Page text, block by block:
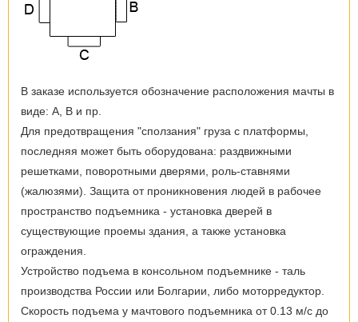
В заказе используется обозначение расположения мачты в
виде: А, В и пр.
Для предотвращения "сползания" груза с платформы,
последняя может быть оборудована: раздвижными
решетками, поворотными дверями, роль-ставнями
(жалюзями). Защита от проникновения людей в рабочее
пространство подъемника - установка дверей в
существующие проемы здания, а также установка
ограждения.
Устройство подъема в консольном подъемнике - таль
производства России или Болгарии, либо моторредуктор.
Скорость подъема у мачтового подъемника от 0.13 м/с до